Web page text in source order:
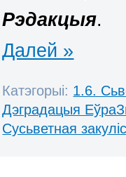
Рэдакцыя.
Далей »
Катэгорыі: 1.6.
Дэградацыя
Сусьветная